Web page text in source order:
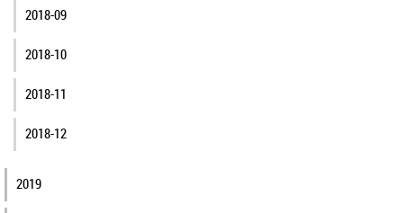
2018-09
2018-10
2018-11
2018-12
2019